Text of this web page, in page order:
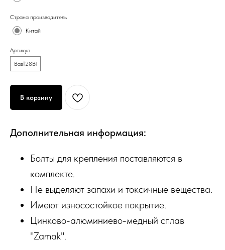
Страна производитель
Китай
Артикул
Bas128Bl
В корзину
Дополнительная информация:
Болты для крепления поставляются в
комплекте.
Не выделяют запахи и токсичные вещества.
Имеют износостойкое покрытие.
Цинково-алюминиево-медный сплав
"Zamak".